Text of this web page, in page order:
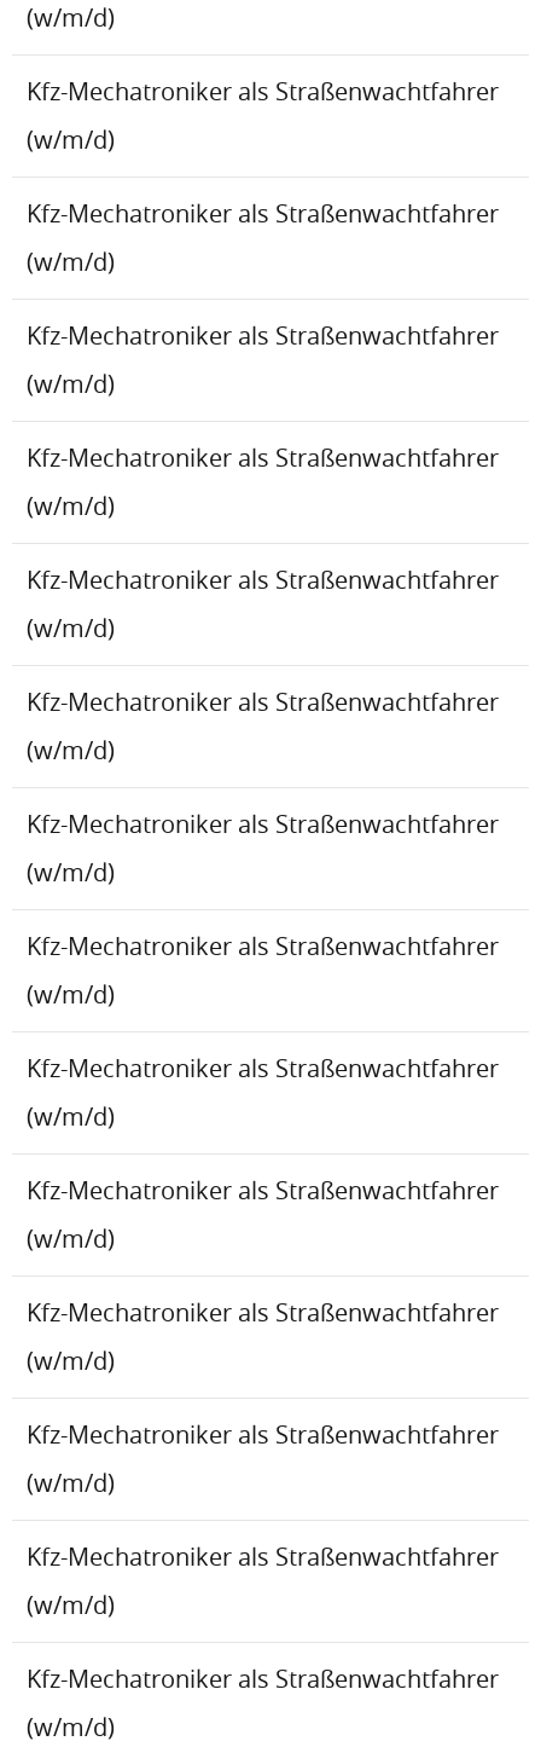
(w/m/d)
Kfz-Mechatroniker als Straßenwachtfahrer
(w/m/d)
Kfz-Mechatroniker als Straßenwachtfahrer
(w/m/d)
Kfz-Mechatroniker als Straßenwachtfahrer
(w/m/d)
Kfz-Mechatroniker als Straßenwachtfahrer
(w/m/d)
Kfz-Mechatroniker als Straßenwachtfahrer
(w/m/d)
Kfz-Mechatroniker als Straßenwachtfahrer
(w/m/d)
Kfz-Mechatroniker als Straßenwachtfahrer
(w/m/d)
Kfz-Mechatroniker als Straßenwachtfahrer
(w/m/d)
Kfz-Mechatroniker als Straßenwachtfahrer
(w/m/d)
Kfz-Mechatroniker als Straßenwachtfahrer
(w/m/d)
Kfz-Mechatroniker als Straßenwachtfahrer
(w/m/d)
Kfz-Mechatroniker als Straßenwachtfahrer
(w/m/d)
Kfz-Mechatroniker als Straßenwachtfahrer
(w/m/d)
Kfz-Mechatroniker als Straßenwachtfahrer
(w/m/d)